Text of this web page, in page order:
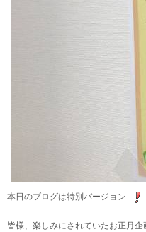
本日のブログは特別バージョン
皆様、楽しみにされていたお正月企